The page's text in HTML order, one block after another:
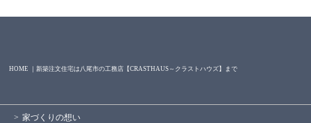
HOME ｜新築注文住宅は八尾市の工務店【CRASTHAUS～クラストハウズ】まで
家づくりの想い